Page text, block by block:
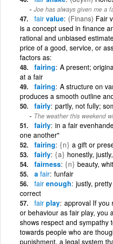
Joe has always given me a
fair value (Finans) Fair
is a concept used in finance
rational and unbiased
price of a good, service, or
factors as:
fairing A present;
at a fair
fairing A structure on
produces a smooth outline
fairly partly, not fully;
The weather this weekend
fairly in a fair
one another"
fairing {n} a gift or
fairly {a} honestly,
fairness {n} beauty,
a fair funfair
fair enough justly,
correct
fair play approval If you
or behaviour as fair play, you
shows respect and sympathy
towards people who are
punishment. a legal system